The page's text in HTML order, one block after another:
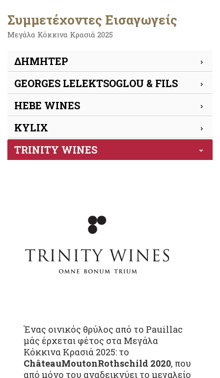
Συμμετέχοντες Εισαγωγείς
Μεγάλα Κόκκινα Κρασιά 2025
ΔΗΜΗΤΕΡ
GEORGES LELEKTSOGLOU & FILS
HEBE WINES
KYLIX
TRINITY WINES
Ένας οινικός θρύλος από το Pauillac
μάς έρχεται φέτος στα Μεγάλα
Κόκκινα Κρασιά 2025: το
ChâteauMoutonRothschild 2020, που
από μόνο του αναδεικνύει το μεγαλείο